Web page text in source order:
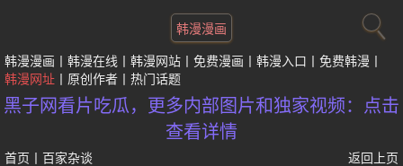
韩漫漫画
韩漫漫画 韩漫在线 韩漫网站 免费漫画 韩漫入口
免费韩漫
韩漫网址
原创作者 热门话题
黑子网看片吃瓜，更多内部图片和独家视频：点击
查看详情
首页 百家杂谈
返回上页